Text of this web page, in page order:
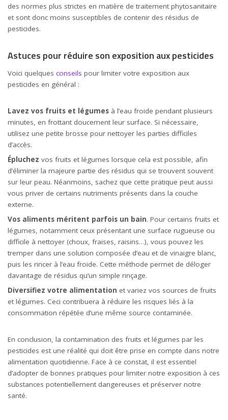
des normes plus strictes en matière de traitement phytosanitaire
et sont donc moins susceptibles de contenir des résidus de
pesticides.
Astuces pour réduire son exposition aux pesticides
Voici quelques conseils pour limiter votre exposition aux
pesticides en général :
Lavez vos fruits et légumes à l’eau froide pendant plusieurs
minutes, en frottant doucement leur surface. Si nécessaire,
utilisez une petite brosse pour nettoyer les parties difficiles
d’accès.
Épluchez vos fruits et légumes lorsque cela est possible, afin
d’éliminer la majeure partie des résidus qui se trouvent souvent
sur leur peau. Néanmoins, sachez que cette pratique peut aussi
vous priver de certains nutriments présents dans la couche
externe.
Vos aliments méritent parfois un bain. Pour certains fruits et
légumes, notamment ceux présentant une surface rugueuse ou
difficile à nettoyer (choux, fraises, raisins…), vous pouvez les
tremper dans une solution composée d’eau et de vinaigre blanc,
puis les rincer à l’eau froide. Cette méthode permet de déloger
davantage de résidus qu’un simple rinçage.
Diversifiez votre alimentation et variez vos sources de fruits
et légumes. Ceci contribuera à réduire les risques liés à la
consommation répétée d’une même source contaminée.
En conclusion, la contamination des fruits et légumes par les
pesticides est une réalité qui doit être prise en compte dans notre
alimentation quotidienne. Face à ce constat, il est essentiel
d’adopter de bonnes pratiques pour limiter notre exposition à ces
substances potentiellement dangereuses et préserver notre
santé.